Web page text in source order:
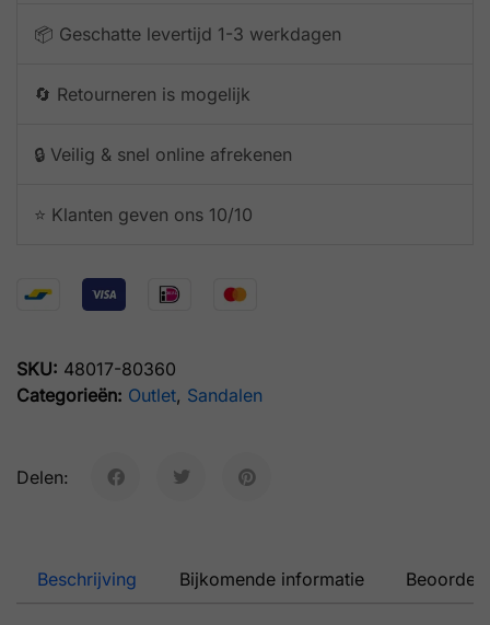
📦 Geschatte levertijd 1-3 werkdagen
🔄 Retourneren is mogelijk
🔒 Veilig & snel online afrekenen
⭐️ Klanten geven ons 10/10
SKU: 48017-80360
Categorieën: Outlet, Sandalen
Delen:
Beschrijving Bijkomende informatie